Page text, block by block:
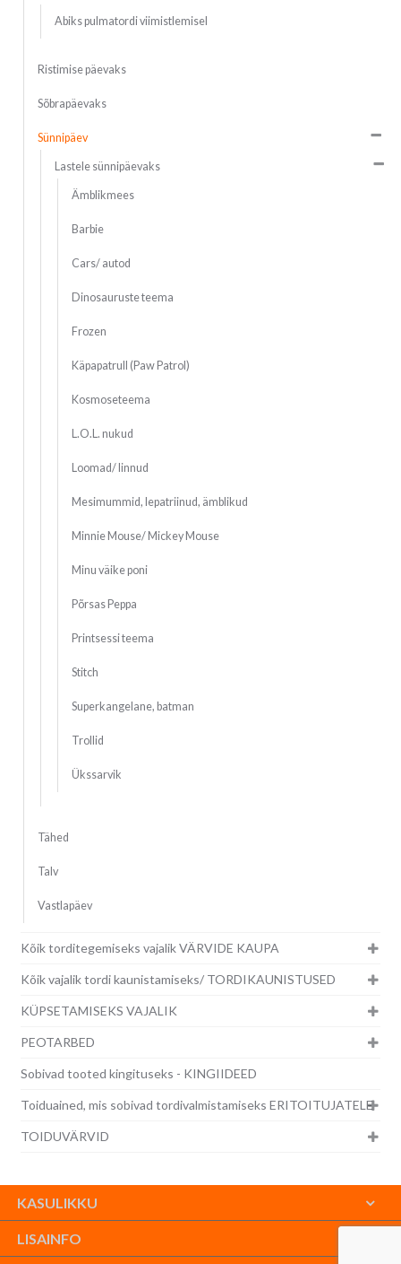
Abiks pulmatordi viimistlemisel
Ristimise päevaks
Sõbrapäevaks
Sünnipäev
Lastele sünnipäevaks
Ämblikmees
Barbie
Cars/ autod
Dinosauruste teema
Frozen
Käpapatrull (Paw Patrol)
Kosmoseteema
L.O.L. nukud
Loomad/ linnud
Mesimummid, lepatriinud, ämblikud
Minnie Mouse/ Mickey Mouse
Minu väike poni
Põrsas Peppa
Printsessi teema
Stitch
Superkangelane, batman
Trollid
Ükssarvik
Tähed
Talv
Vastlapäev
Kõik torditegemiseks vajalik VÄRVIDE KAUPA
Kõik vajalik tordi kaunistamiseks/ TORDIKAUNISTUSED
KÜPSETAMISEKS VAJALIK
PEOTARBED
Sobivad tooted kingituseks - KINGIIDEED
Toiduained, mis sobivad tordivalmistamiseks ERITOITUJATELE
TOIDUVÄRVID
KASULIKKU
LISAINFO